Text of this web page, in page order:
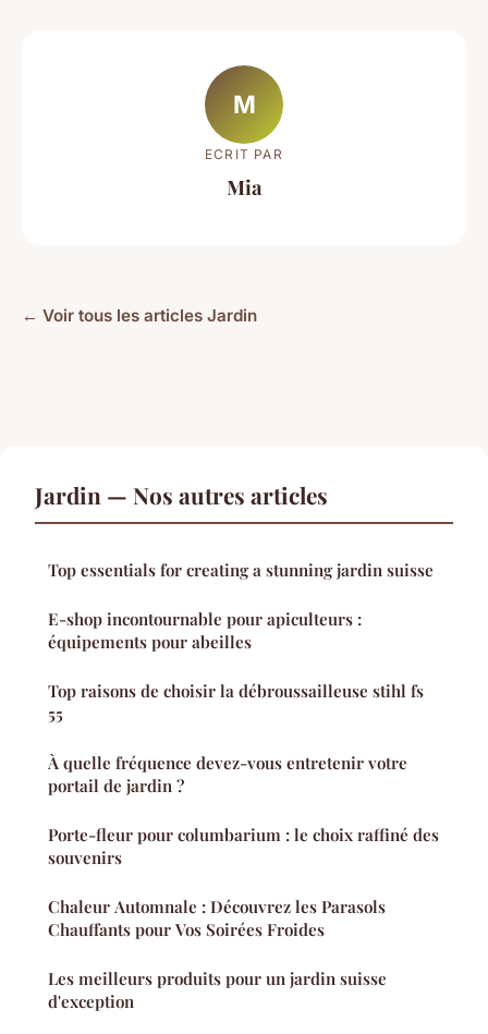
M
ECRIT PAR
Mia
← Voir tous les articles Jardin
Jardin — Nos autres articles
Top essentials for creating a stunning jardin suisse
E-shop incontournable pour apiculteurs :
équipements pour abeilles
Top raisons de choisir la débroussailleuse stihl fs
55
À quelle fréquence devez-vous entretenir votre
portail de jardin ?
Porte-fleur pour columbarium : le choix raffiné des
souvenirs
Chaleur Automnale : Découvrez les Parasols
Chauffants pour Vos Soirées Froides
Les meilleurs produits pour un jardin suisse
d'exception